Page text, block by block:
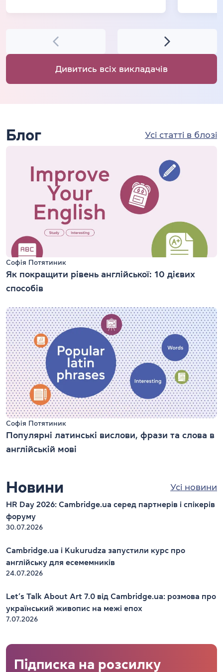
Дивитись всіх викладачів
Блог Усі статті в блозі
Софія Потятиник
Як покращити рівень англійської: 10 дієвих
способів
Софія Потятиник
Популярні латинські вислови, фрази та слова в
англійській мові
Новини Усі новини
HR Day 2026: Cambridge.ua серед партнерів і спікерів
форуму
30.07.2026
Cambridge.ua і Kukurudza запустили курс про
англійську для есемемників
24.07.2026
Let’s Talk About Art 7.0 від Cambridge.ua: розмова про
український живопис на межі епох
7.07.2026
Підписка на розсилку